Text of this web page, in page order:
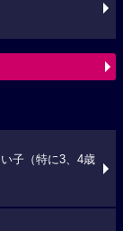
子（特に3、4歳